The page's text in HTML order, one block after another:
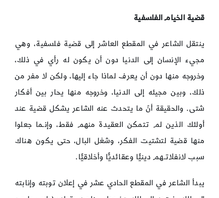
قضية الخيام الفلسفية
ينتقل الشاعر في المقطع العاشر إلى قضية فلسفية، وهي
مجيء الإنسان إلى الدنيا دون أن يكون له رأي في ذلك،
وخروجه منها دون أن يعرف لماذا جاء إليها، ولكن لا مفر من
ذلك، وبين مجيئه إلى الدنيا، وخروجه منها يحار بين أفكار
شتى. والحقيقة أنّ ما يتحدث عنه الشاعر يشكل قضية عند
أولئك الذين لم تتمكن العقيدة منهم فقط، وإنـما جعلوا
منها قضية لتشتيت الفكر، وشغل البال، حتى يكون هناك
سبب لانفلاتـهم دينيًّا وعقائديًّا وأخلاقيًّا.
يبدأ الشاعر في المقطع الحادي عشر في إعلان توبته وإنابته